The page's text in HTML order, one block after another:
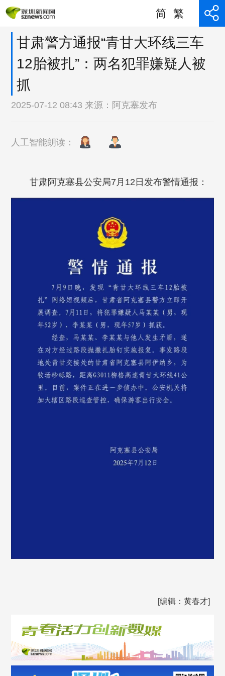
简 繁
甘肃警方通报“青甘大环线三车
12胎被扎”：两名犯罪嫌疑人被
抓
2025-07-12 08:43 来源： 阿克塞发布
人工智能朗读：
甘肃阿克塞县公安局7月12日发布警情通报：
[编辑：黄春才]